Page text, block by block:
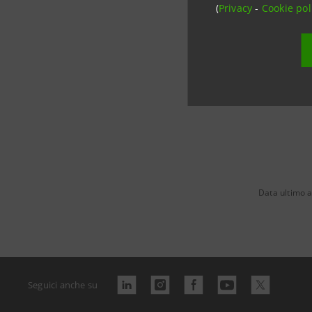
(Privacy- Cookie
Tel. 049/
Data ultimo
Seguici anche su